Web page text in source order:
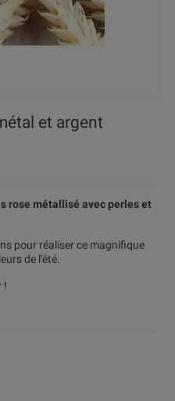
et argent
rose métallisé avec perles et
pour réaliser ce magnifique
de l'été.
!